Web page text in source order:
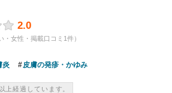
2.0
・女性・掲載口コミ1件）
炎 皮膚の発疹・かゆみ
上経過しています。